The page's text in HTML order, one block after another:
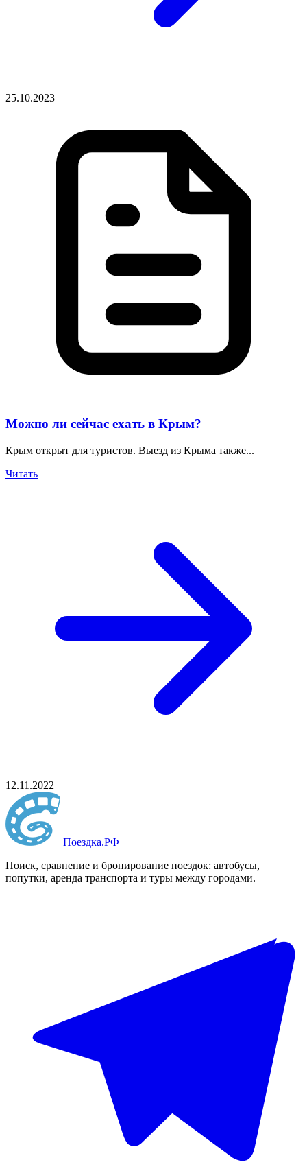
25.10.2023
Можно ли сейчас ехать в Крым?
Крым открыт для туристов. Выезд из Крыма также...
Читать
12.11.2022
Поездка.РФ
Поиск, сравнение и бронирование поездок: автобусы,
попутки, аренда транспорта и туры между городами.